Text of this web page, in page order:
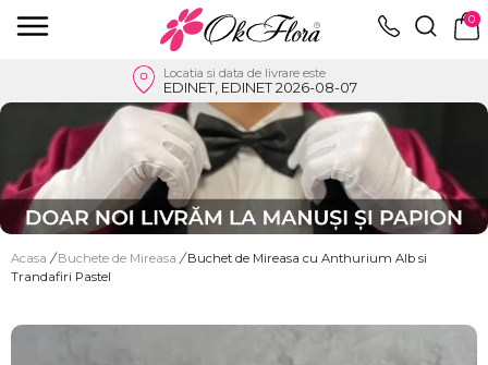
0
Locatia si data de livrare este
EDINET, EDINET 2026-08-07
Acasa / Buchete de Mireasa / Buchet de Mireasa cu Anthurium Alb si
Trandafiri Pastel